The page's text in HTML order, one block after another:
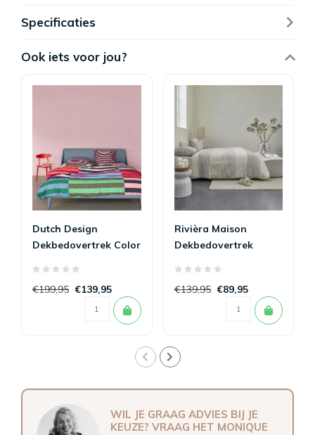
Specificaties
Ook iets voor jou?
Dutch Design
Dekbedovertrek Color
€199,95 €139,95
Rivièra Maison
Dekbedovertrek
€139,95 €89,95
WIL JE GRAAG ADVIES BIJ JE
KEUZE? VRAAG HET MONIQUE